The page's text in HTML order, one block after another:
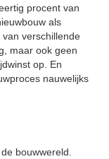
procent van
als
verschillende
maar ook geen
op. En
nauwelijks
bouwwereld.